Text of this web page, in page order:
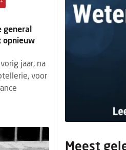
general
opnieuw
jaar, na
voor
Meest